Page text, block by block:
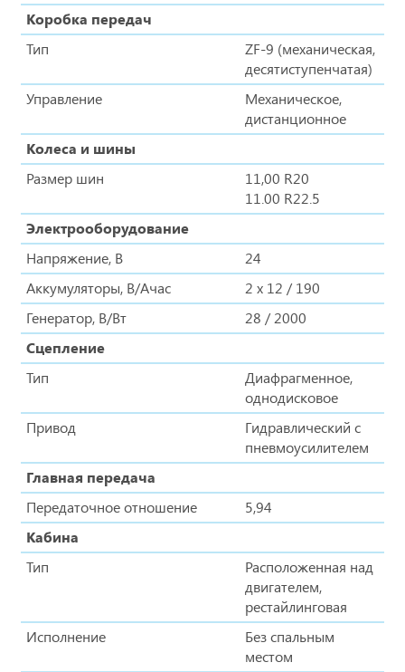
Коробка передач
Тип
ZF-9 (механическая,
десятиступенчатая)
Управление
Механическое,
дистанционное
Колеса и шины
Размер шин
11,00 R20
11.00 R22.5
Электрооборудование
Напряжение, В
24
Аккумуляторы, В/Ачас
2 х 12 / 190
Генератор, В/Вт
28 / 2000
Сцепление
Тип
Диафрагменное,
однодисковое
Привод
Гидравлический с
пневмоусилителем
Главная передача
Передаточное отношение
5,94
Кабина
Тип
Расположенная над
двигателем,
рестайлинговая
Исполнение
Без спальным
местом